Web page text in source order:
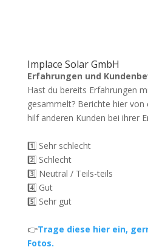
Implace Solar GmbH
Erfahrungen und
Hast du bereits Erfahrungen
gesammelt? Berichte hier von
hilf anderen Kunden bei ihrer
1️⃣ Sehr schlecht
2️⃣ Schlecht
3️⃣ Neutral / Teils-teils
4️⃣ Gut
5️⃣ Sehr gut
👉Trage diese hier ein,
Fotos.